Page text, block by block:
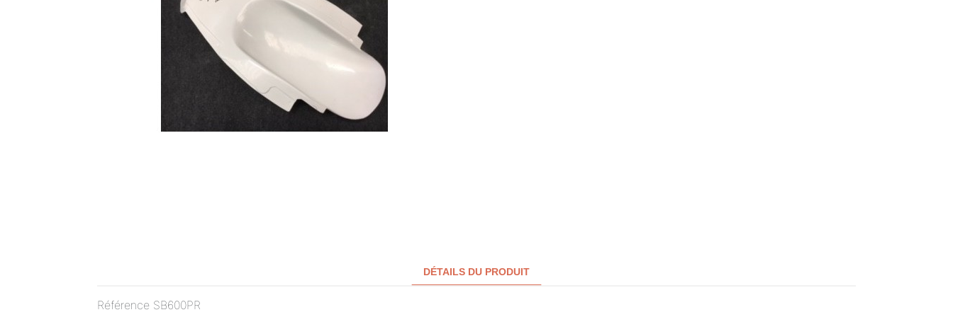
DÉTAILS DU PRODUIT
Référence SB600PR